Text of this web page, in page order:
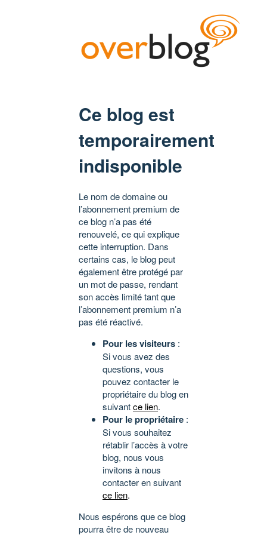
Ce blog est
temporairement
indisponible
Le nom de domaine ou
l’abonnement premium de
ce blog n’a pas été
renouvelé, ce qui explique
cette interruption. Dans
certains cas, le blog peut
également être protégé par
un mot de passe, rendant
son accès limité tant que
l’abonnement premium n’a
pas été réactivé.
Pour les visiteurs :
Si vous avez des
questions, vous
pouvez contacter le
propriétaire du blog en
suivantce lien.
Pour le propriétaire :
Si vous souhaitez
rétablir l’accès à votre
blog, nous vous
invitons à nous
contacter en suivant
ce lien.
Nous espérons que ce blog
pourra être de nouveau